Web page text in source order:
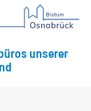
unserer